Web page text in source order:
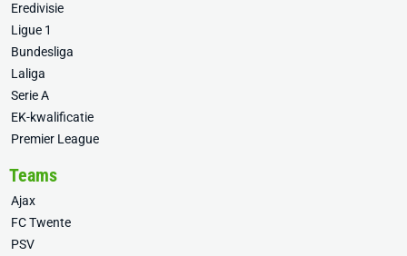
Eredivisie
Ligue 1
Bundesliga
Laliga
Serie A
EK-kwalificatie
Premier League
Teams
Ajax
FC Twente
PSV